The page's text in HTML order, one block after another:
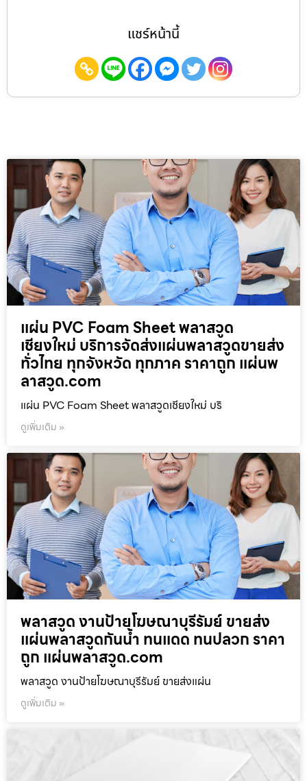
แชร์หน้านี้
แผ่น PVC Foam Sheet พลาสวูด
เชียงใหม่ บริการจัดส่งแผ่นพลาสวูดขายส่ง
ทั่วไทย ทุกจังหวัด ทุกภาค ราคาถูก แผ่นพ
ลาสวูด.com
แผ่น PVC Foam Sheet พลาสวูดเชียงใหม่ บริ
ดูเพิ่มเติม »
พลาสวูด งานป้ายโฆษณาบุรีรัมย์ ขายส่ง
แผ่นพลาสวูดกันน้ำ ทนแดด ทนปลวก ราคา
ถูก แผ่นพลาสวูด.com
พลาสวูด งานป้ายโฆษณาบุรีรัมย์ ขายส่งแผ่น
ดูเพิ่มเติม »